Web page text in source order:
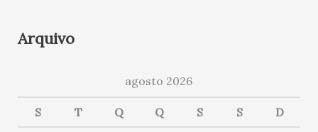
Arquivo
agosto 2026
S T Q Q S S D